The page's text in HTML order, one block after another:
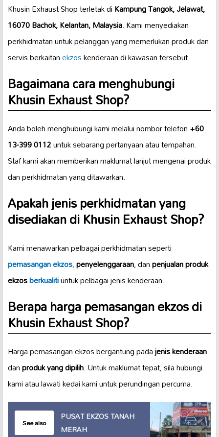
Khusin Exhaust Shop terletak diKampung Tangok, Jelawat,
16070 Bachok, Kelantan, Malaysia. Kami menyediakan
perkhidmatan untuk pelanggan yang memerlukan produk dan
servis berkaitanekzoskenderaan di kawasan tersebut.
Bagaimana cara menghubungi
Khusin Exhaust Shop?
Anda boleh menghubungi kami melalui nombor telefon+60
13-399 0112untuk sebarang pertanyaan atau tempahan.
Staf kami akan memberikan maklumat lanjut mengenai produk
dan perkhidmatan yang ditawarkan.
Apakah jenis perkhidmatan yang
disediakan di Khusin Exhaust Shop?
Kami menawarkan pelbagai perkhidmatan seperti
pemasangan ekzos,penyelenggaraan, danpenjualan produk
ekzosberkualitiuntuk pelbagai jenis kenderaan.
Berapa harga pemasangan ekzos di
Khusin Exhaust Shop?
Harga pemasangan ekzos bergantung padajenis kenderaan
danproduk yang dipilih. Untuk maklumat tepat, sila hubungi
kami atau lawati kedai kami untuk perundingan percuma.
See also
PUSAT EKZOS TANAH
MERAH